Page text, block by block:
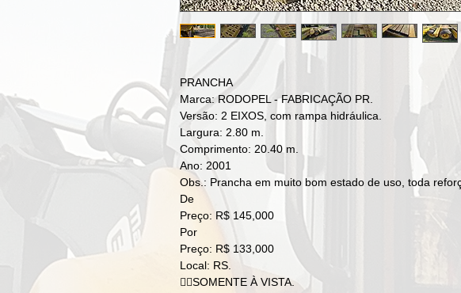
PRANCHA
Marca: RODOPEL - FABRICAÇÃO PR.
Versão: 2 EIXOS, com rampa hidráulica.
Largura: 2.80 m.
Comprimento: 20.40 m.
Ano: 2001
Obs.: Prancha em muito bom estado de uso, toda
De
Preço: R$ 145,000
Por
Preço: R$ 133,000
Local: RS.
👉🏻SOMENTE À VISTA.